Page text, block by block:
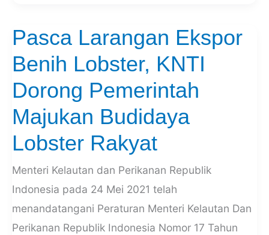
Pasca Larangan Ekspor
Benih Lobster, KNTI
Dorong Pemerintah
Majukan Budidaya
Lobster Rakyat
Menteri Kelautan dan Perikanan Republik
Indonesia pada 24 Mei 2021 telah
menandatangani Peraturan Menteri Kelautan Dan
Perikanan Republik Indonesia Nomor 17 Tahun
Pasca
Larangan
Ekspor
Lobster,
Dorong
Pemerintah
Majukan
Budidaya
Rakyat